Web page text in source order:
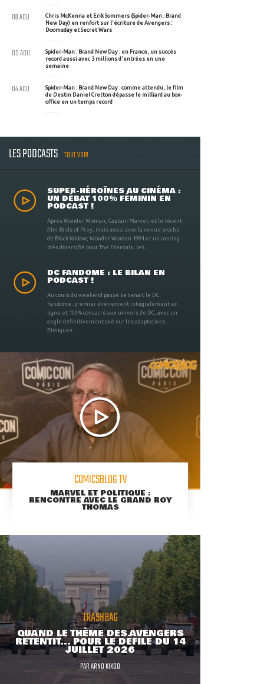
Chris McKenna et Erik Sommers (Spider-Man : Brand
New Day) en renfort sur l'écriture de Avengers :
Doomsday et Secret Wars
06 AOU
Spider-Man : Brand New Day : en France, un succès
record aussi avec 3 millions d'entrées en une
semaine
05 AOU
Spider-Man : Brand New Day : comme attendu, le film
de Destin Daniel Cretton dépasse le milliard au box-
office en un temps record
04 AOU
LES PODCASTS TOUT VOIR
SUPER-HÉROÏNES AU CINÉMA :
UN DÉBAT 100% FÉMININ EN
PODCAST !
Après Wonder Woman, Captain Marvel, et le récent
film Birds of Prey, mais aussi avec la venue proche
de Black Widow, Wonder Woman 1984 et un casting
très diversifié pour The Eternals, les ...
DC FANDOME : LE BILAN EN
PODCAST !
Au cours du weekend passé se tenait le DC
Fandome, premier évènement intégralement en
ligne et 100% consacré aux univers de DC, avec un
angle définitivement axé sur les adaptations
filmiques ...
COMICSBLOG TV
MARVEL ET POLITIQUE :
RENCONTRE AVEC LE GRAND ROY
THOMAS
TRASHBAG
QUAND LE THÈME DES AVENGERS
RETENTIT... POUR LE DÉFILÉ DU 14
JUILLET 2026
PARARNO KIKOO